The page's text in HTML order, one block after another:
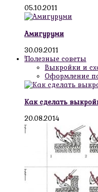
05.10.2011
Амигуруми
30.09.2011
!Полезные советы
Выкройки и
Оформление
Как сделать
20.08.2014